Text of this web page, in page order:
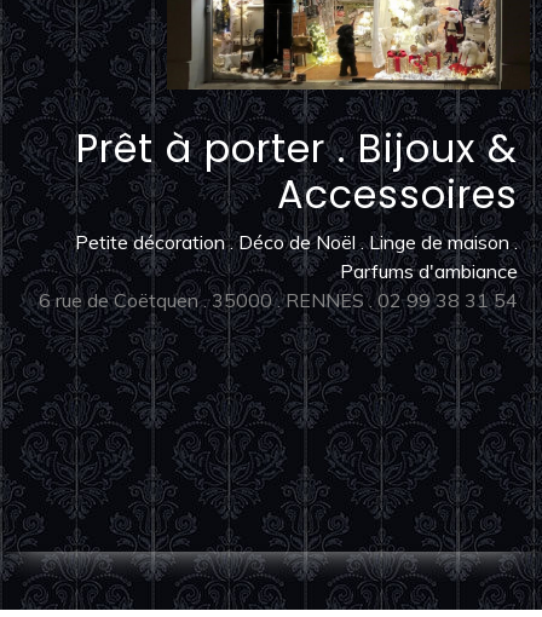
Prêt à porter . Bijoux &
Accessoires
Petite décoration . Déco de Noël . Linge de maison .
Parfums d'ambiance
6 rue de Coëtquen . 35000 . RENNES . 02 99 38 31 54